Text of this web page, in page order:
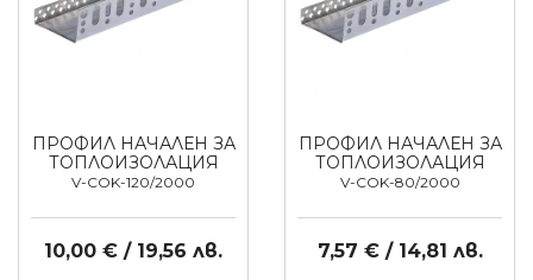
ПРОФИЛ НАЧАЛЕН ЗА
ТОПЛОИЗОЛАЦИЯ
V-COK-120/2000
10,00 € / 19,56 лв.
ПРОФИЛ НАЧАЛЕН ЗА
ТОПЛОИЗОЛАЦИЯ
V-COK-80/2000
7,57 € / 14,81 лв.